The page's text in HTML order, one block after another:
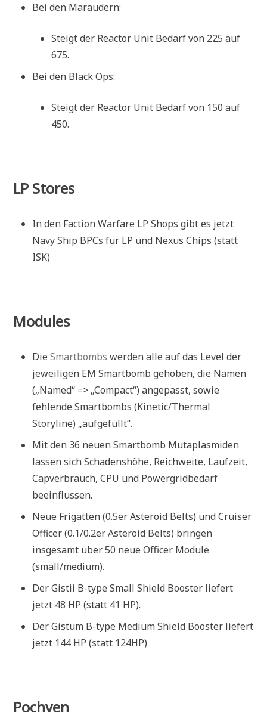
Bei den Maraudern:
Steigt der Reactor Unit Bedarf von 225 auf
675.
Bei den Black Ops:
Steigt der Reactor Unit Bedarf von 150 auf
450.
LP Stores
In den Faction Warfare LP Shops gibt es jetzt
Navy Ship BPCs für LP und Nexus Chips (statt
ISK)
Modules
DieSmartbombs werden alle auf das Level der
jeweiligen EM Smartbomb gehoben, die Namen
(„Named“ => „Compact“) angepasst, sowie
fehlende Smartbombs (Kinetic/Thermal
Storyline) „aufgefüllt“.
Mit den 36 neuen Smartbomb Mutaplasmiden
lassen sich Schadenshöhe, Reichweite, Laufzeit,
Capverbrauch, CPU und Powergridbedarf
beeinflussen.
Neue Frigatten (0.5er Asteroid Belts) und Cruiser
Officer (0.1/0.2er Asteroid Belts) bringen
insgesamt über 50 neue Officer Module
(small/medium).
Der Gistii B-type Small Shield Booster liefert
jetzt 48 HP (statt 41 HP).
Der Gistum B-type Medium Shield Booster liefert
jetzt 144 HP (statt 124HP)
Pochven